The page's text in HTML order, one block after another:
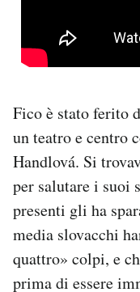
Fico è stato ferito
un teatro e centro
Handlová. Si
per salutare i suoi
presenti gli ha
media slovacchi
quattro» colpi, e
prima di essere